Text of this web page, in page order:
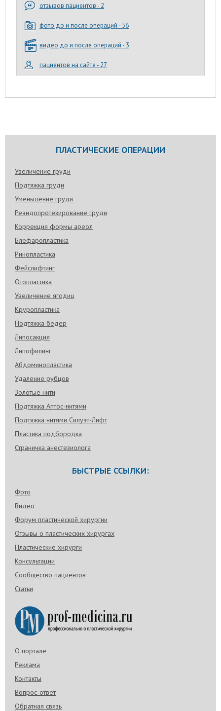
отзывов пациентов - 2
фото до и после операций - 56
видео до и после операций - 3
пациентов на сайте - 27
ПЛАСТИЧЕСКИЕ ОПЕРАЦИИ
Увеличение груди
Подтяжка груди
Уменьшение груди
Реэндопротезирование груди
Коррекция формы ареол
Блефаропластика
Ринопластика
Фейслифтинг
Отопластика
Увеличение ягодиц
Круропластика
Подтяжка бедер
Липосакция
Липофилинг
Абдоминопластика
Удаление рубцов
Золотые нити
Подтяжка Аптос-нитями
Подтяжка нитями Силуэт-Лифт
Пластика подбородка
Страничка анестезиолога
БЫСТРЫЕ ССЫЛКИ:
Фото
Видео
Форум пластической хирургии
Отзывы о пластических хирургах
Пластические хирурги
Консультации
Сообщество пациентов
Статьи
О портале
Реклама
Контакты
Вопрос-ответ
Обратная связь